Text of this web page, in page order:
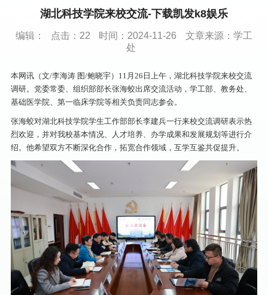
湖北科技学院来校交流-下载凯发k8娱乐
编辑： 点击： 22 时间：2024-11-26
文章来源：学工
处
本网讯（文/李海涛 图/鲍晓宇）11月26日上午，湖北科技学院来校交流
调研。党委常委、组织部部长张海蛟出席交流活动，学工部、教务处、
基础医学院、第一临床学院等相关负责同志参会。
张海蛟对湖北科技学院学生工作部部长李建兵一行来校交流调研表示热
烈欢迎，并对我校基本情况、人才培养、办学成果和发展规划等进行介
绍。他希望双方不断深化合作，拓宽合作领域，互学互鉴共促提升。